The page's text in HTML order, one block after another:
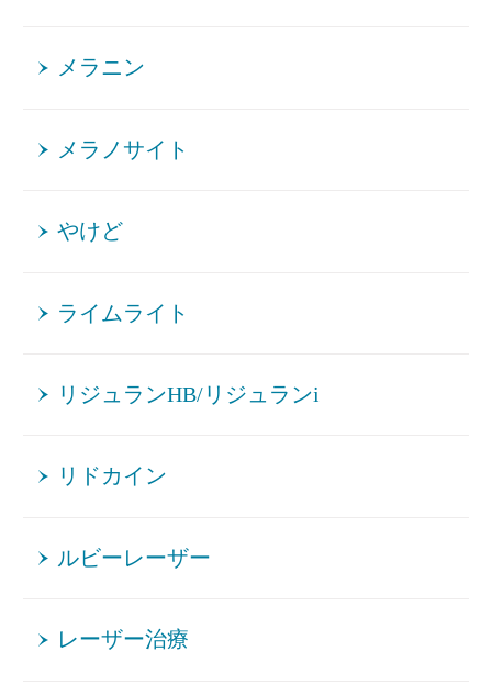
メラニン
メラノサイト
やけど
ライムライト
リジュランHB/リジュランi
リドカイン
ルビーレーザー
レーザー治療